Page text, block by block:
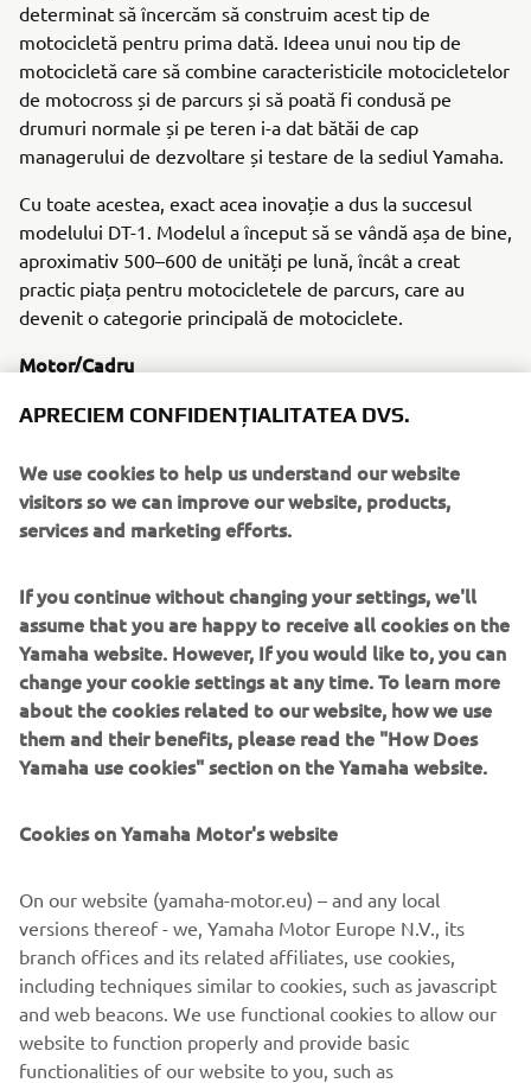
determinat să încercăm să construim acest tip de
motocicletă pentru prima dată. Ideea unui nou tip de
motocicletă care să combine caracteristicile motocicletelor
de motocross și de parcurs și să poată fi condusă pe
drumuri normale și pe teren i-a dat bătăi de cap
managerului de dezvoltare și testare de la sediul Yamaha.
Cu toate acestea, exact acea inovație a dus la succesul
modelului DT-1. Modelul a început să se vândă așa de bine,
aproximativ 500–600 de unități pe lună, încât a creat
practic piața pentru motocicletele de parcurs, care au
devenit o categorie principală de motociclete.
Motor/Cadru
Pentru a fi adecvat pentru un model de producție în masă,
pentru YX26, o adevărată motocicletă de motocros care a
câștigat campionatul național japonez de motocros din mai
1967. DT-1 a folosit aceleași valori pentru alezaj x cursă,
s-au folosit țevi din oțel de înaltă rezistență, precum și un
șasiu solid, suficient de puternic pentru un model de
producție.
1970 XS-1
©Yamaha Motor Europe N.V. / Yamaha Motor Co., Ltd.
Informațiile și/sau imaginile de pe aceste pagini web nu
pot fi utilizate în scopuri comerciale sau necomerciale fără
acordul explicit în scris al Yamaha Motor Europe N.V. și/sau
Yamaha Motor Co., Ltd. Condu întotdeauna în siguranță și
respectă toate condițiile de drum locale.
APRECIEM CONFIDENȚIALITATEA DVS.
We use cookies to help us understand our website
visitors so we can improve our website, products,
services and marketing efforts.
If you continue without changing your settings, we'll
assume that you are happy to receive all cookies on the
Yamaha website. However, If you would like to, you can
change your cookie settings at any time. To learn more
about the cookies related to our website, how we use
them and their benefits, please read the "How Does
Yamaha use cookies" section on the Yamaha website.
Cookies on Yamaha Motor's website
On our website (yamaha-motor.eu) – and any local
versions thereof - we, Yamaha Motor Europe N.V., its
branch offices and its related affiliates, use cookies,
including techniques similar to cookies, such as javascript
and web beacons. We use functional cookies to allow our
website to function properly and provide basic
functionalities of our website to you, such as